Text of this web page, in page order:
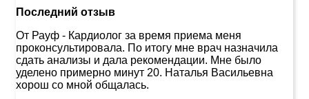
Последний отзыв
От Рауф - Кардиолог за время приема меня
проконсультировала. По итогу мне врач назначила
сдать анализы и дала рекомендации. Мне было
уделено примерно минут 20. Наталья Васильевна
хорош со мной общалась.